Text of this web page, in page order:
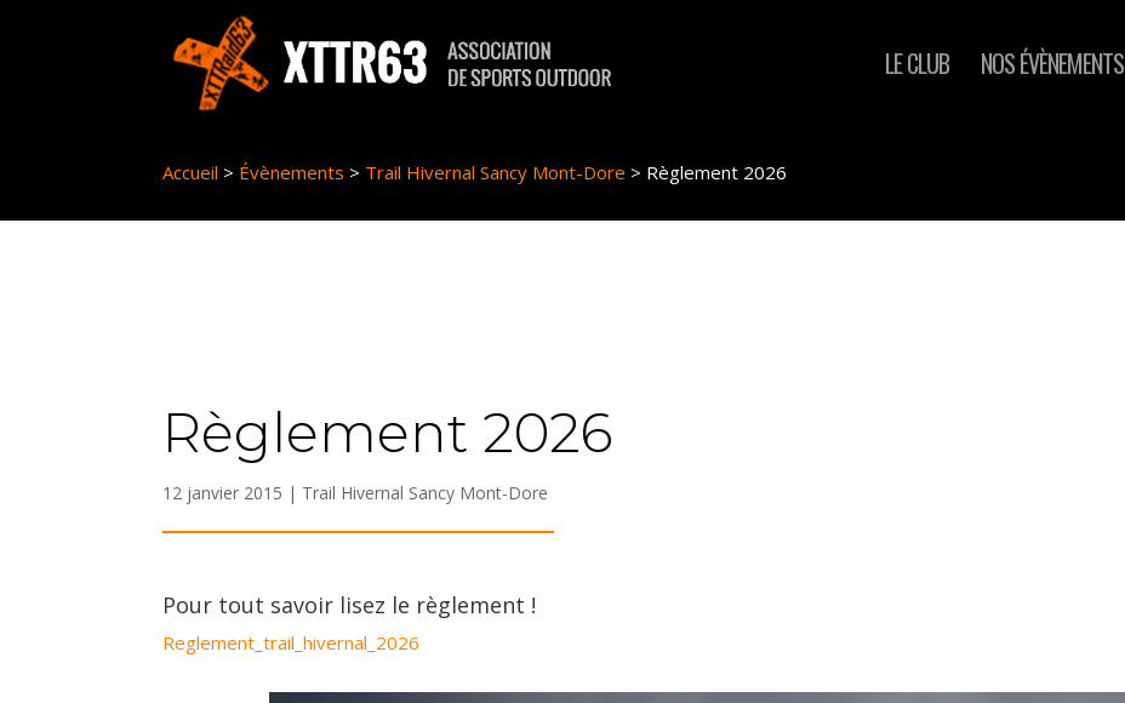
LE CLUB NOS ÉVÈNEMENTS
Accueil > Évènements > Trail Hivernal Sancy Mont-Dore > Règlement 2026
Règlement 2026
12 janvier 2015 | Trail Hivernal Sancy Mont-Dore
Pour tout savoir lisez le règlement !
Reglement_trail_hivernal_2026
Panneau de gestion des cookies